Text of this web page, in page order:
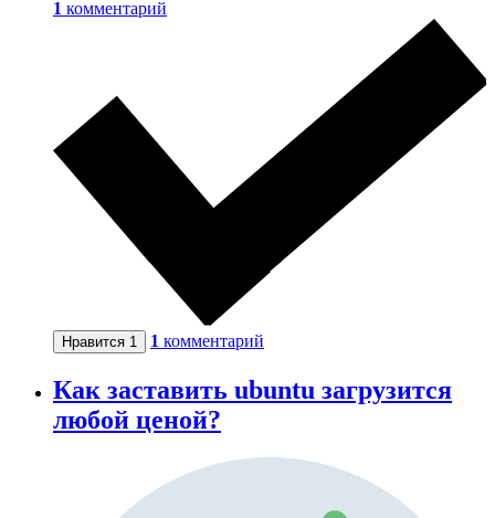
1 комментарий
Нравится 1 1 комментарий
Как заставить ubuntu загрузится
любой ценой?